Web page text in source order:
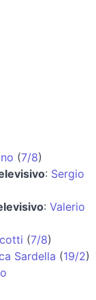
(7/8)
: Sergio
: Valerio
(7/8)
Sardella (19/2)